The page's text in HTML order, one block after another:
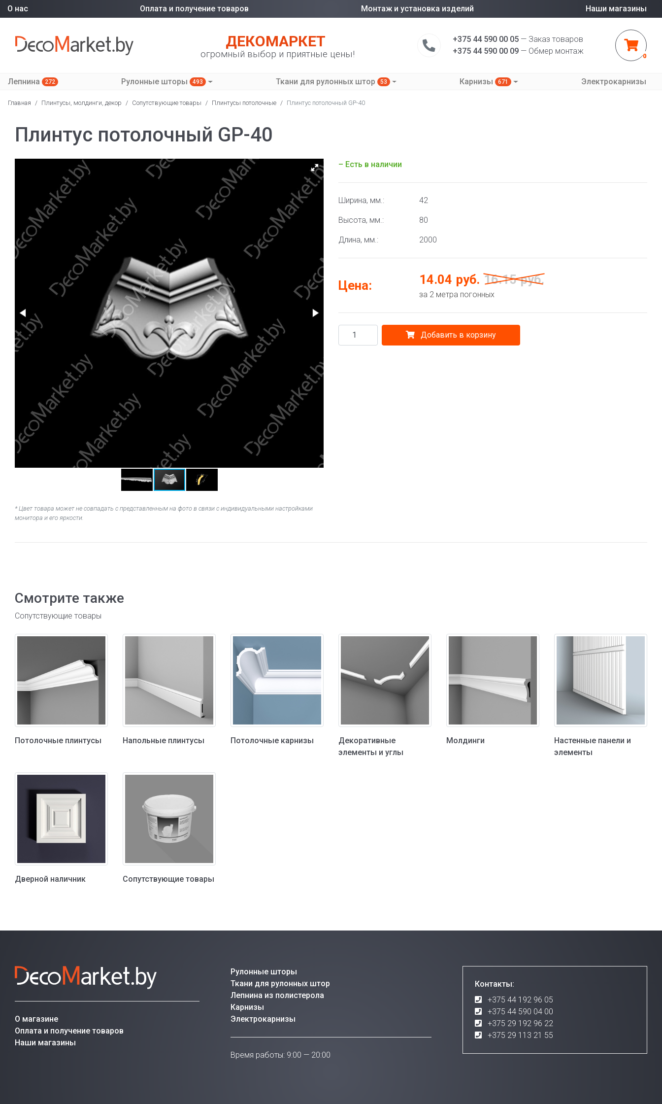
О нас Оплата и получение товаров Монтаж и установка изделий Наши магазины
ДЕКОМАРКЕТ
огромный выбор и приятные цены!
+375 44 590 00 05 — Заказ товаров
+375 44 590 00 09 — Обмер монтаж
0
Лепнина 272 Рулонные шторы 493 Ткани для рулонных штор 53 Карнизы 671 Электрокарнизы
Главная / Плинтусы, молдинги, декор / Сопутствующие товары / Плинтусы потолочные / Плинтус потолочный GP-40
Плинтус потолочный GP-40
* Цвет товара может не совпадать с представленным на фото в связи с индивидуальными настройками
монитора и его яркости.
– Есть в наличии
Ширина, мм.: 42
Высота, мм.: 80
Длина, мм.: 2000
Цена: 14.04 руб. 16.15 руб.
за 2 метра погонных
Добавить в корзину
Смотрите также
Сопутствующие товары
Потолочные плинтусы Напольные плинтусы Потолочные карнизы
Декоративные
элементы и углы
Молдинги
Настенные панели и
элементы
Дверной наличник Сопутствующие товары
О магазине
Оплата и получение товаров
Наши магазины
Рулонные шторы
Ткани для рулонных штор
Лепнина из полистерола
Карнизы
Электрокарнизы
Время работы: 9:00 — 20:00
Контакты:
+375 44 192 96 05
+375 44 590 04 00
+375 29 192 96 22
+375 29 113 21 55